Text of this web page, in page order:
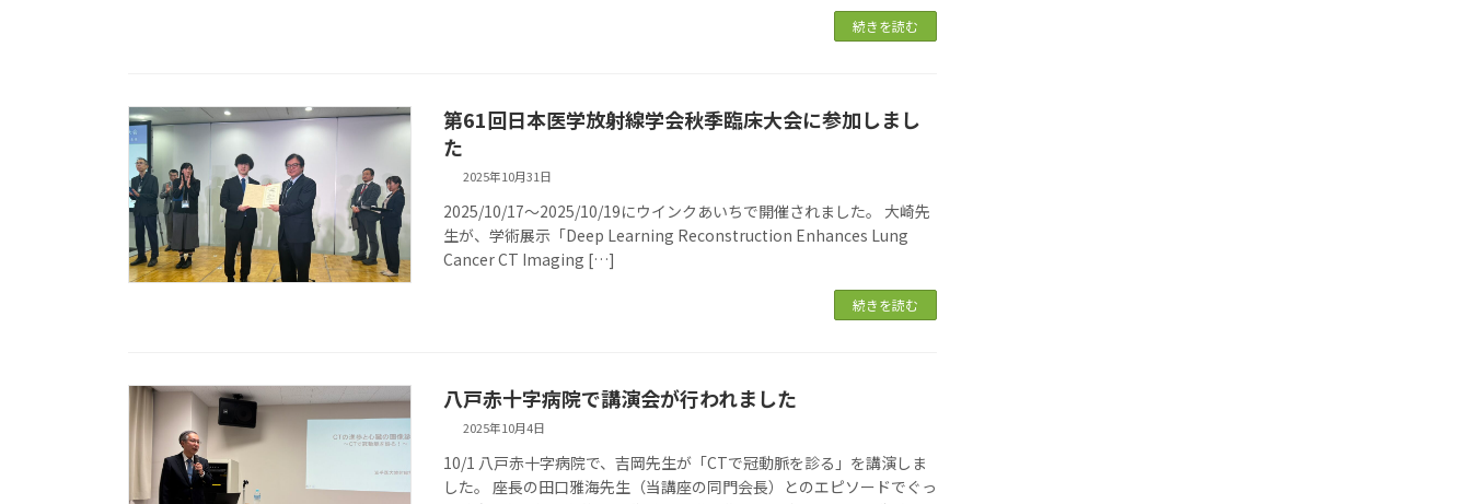
続きを読む
第61回日本医学放射線学会秋季臨床大会に参加しまし
た
2025年10月31日
2025/10/17～2025/10/19にウインクあいちで開催されました。 大崎先
生が、学術展示「Deep Learning Reconstruction Enhances Lung
Cancer CT Imaging […]
続きを読む
八戸赤十字病院で講演会が行われました
2025年10月4日
10/1 八戸赤十字病院で、吉岡先生が「CTで冠動脈を診る」を講演しま
した。 座長の田口雅海先生（当講座の同門会長）とのエピソードでぐっ